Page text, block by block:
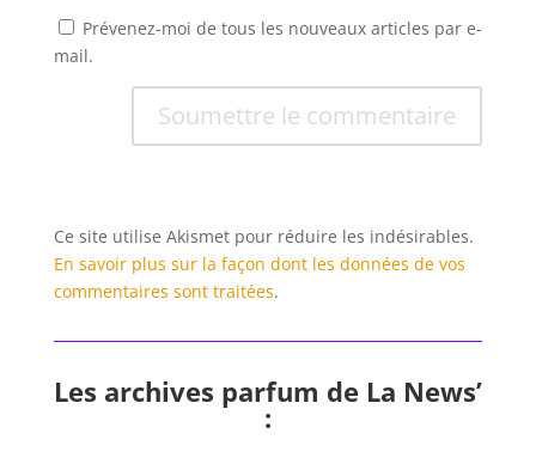
Prévenez-moi de tous les nouveaux articles par e-
mail.
Soumettre le commentaire
Ce site utilise Akismet pour réduire les indésirables.
En savoir plus sur la façon dont les données de vos
commentaires sont traitées.
Les archives parfum de La News’
: